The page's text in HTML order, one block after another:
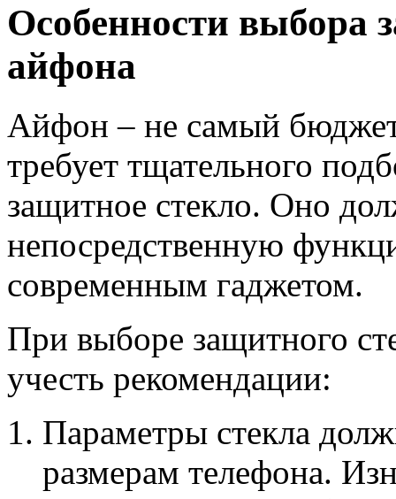
Особенности выбора
айфона
Айфон – не самый
требует тщательного
защитное стекло. Оно
непосредственную
современным гаджетом.
При выборе защитного
учесть рекомендации:
Параметры стекла
размерам телефона.